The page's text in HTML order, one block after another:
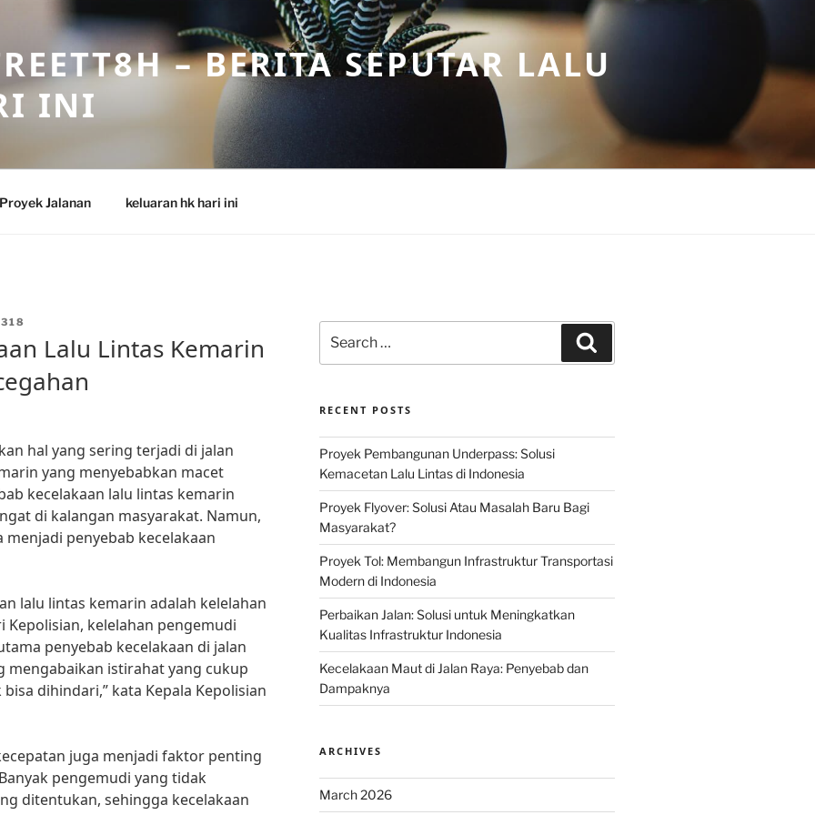
– BERITA SEPUTAR LALU
INI
Proyek Jalanan keluaran hk hari ini
Lalu Lintas Kemarin
hal yang sering terjadi di jalan
yang menyebabkan macet
kecelakaan lalu lintas kemarin
di kalangan masyarakat. Namun,
penyebab kecelakaan
lalu lintas kemarin adalah kelelahan
kelelahan pengemudi
penyebab kecelakaan di jalan
mengabaikan istirahat yang cukup
dihindari,” kata Kepala Kepolisian
juga menjadi faktor penting
pengemudi yang tidak
ditentukan, sehingga kecelakaan
for:
RECENT POSTS
Proyek Pembangunan Underpass: Solusi
Kemacetan Lalu Lintas di Indonesia
Proyek Flyover: Solusi Atau Masalah Baru Bagi
Masyarakat?
Proyek Tol: Membangun Infrastruktur Transportasi
Modern di Indonesia
Perbaikan Jalan: Solusi untuk Meningkatkan
Kualitas Infrastruktur Indonesia
Kecelakaan Maut di Jalan Raya: Penyebab dan
Dampaknya
ARCHIVES
March 2026